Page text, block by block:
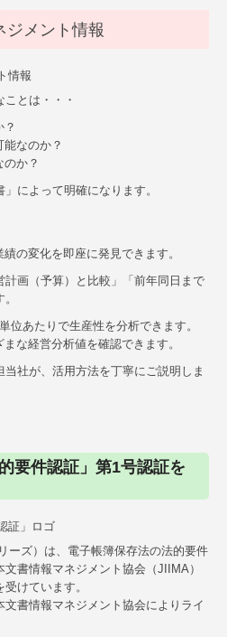
ジメント情報
とは・・・
？
能なのか？
のか？
によって明確になります。
の変化を即座に発見できます。
画（予算）と比較」「前年同日まで
位あたりで生産性を分析できます。
な経営分析値を確認できます。
社が、活用方法を丁寧にご説明しま
要件認証」第1号認証を
ーズ） は、電子帳簿保存法の法的要件
書情報マネジメント協会（JIIMA）
けています。
書情報マネジメント協会によりライ